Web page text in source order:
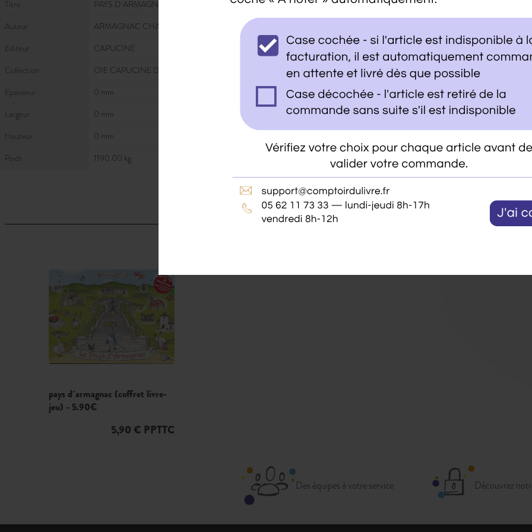
Titre
PAYS D´ARMAGNAC (COFFRET LIVRE-JEU) - 5.90€
Auteur
ARMAGNAC CHANTAL
Editeur
CAPUCINE
Collection
OIE CAPUCINE DE
Epaisseur
0 mm
Largeur
0 mm
Hauteur
0 mm
Poids
1190.00 kg
pays d´armagnac (coffret livre-
jeu) - 5.90€
5,90 € PPTTC
Des équipes à votre service Découvrez